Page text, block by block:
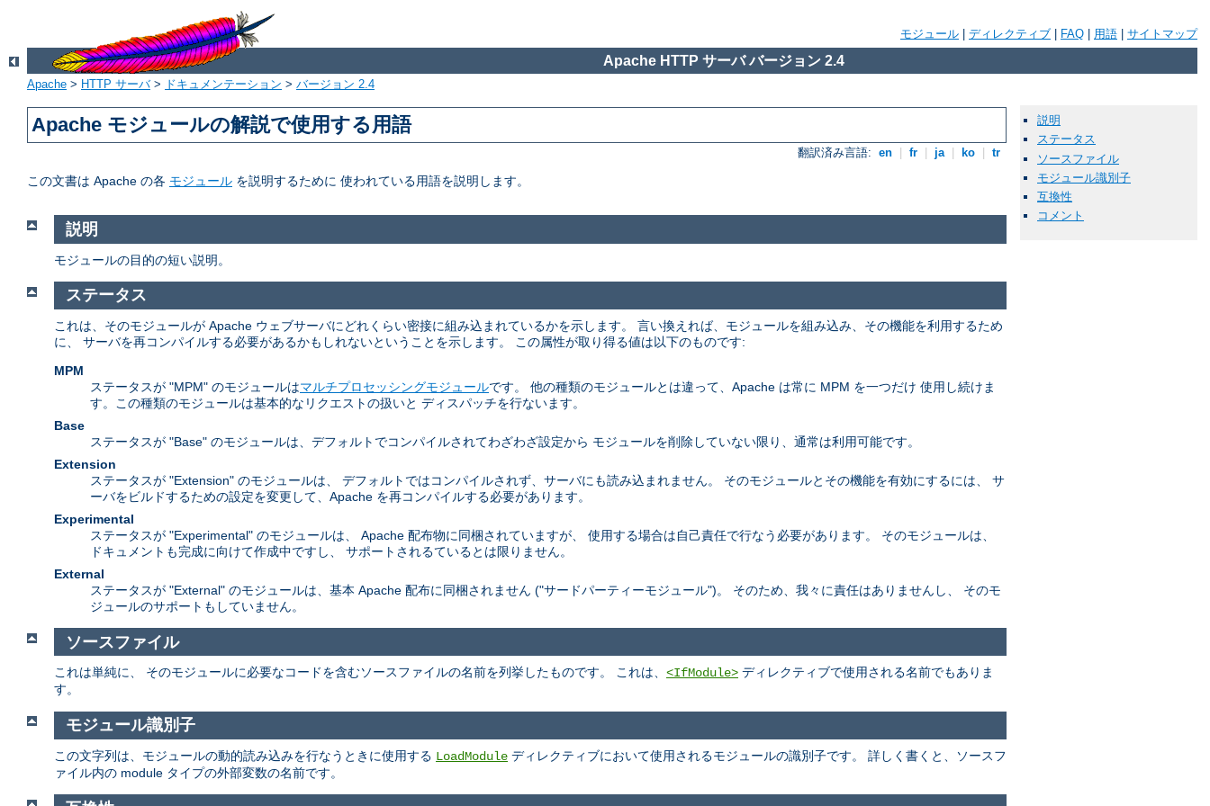
モジュール ディレクティブ FAQ 用語 サイトマップ
Apache HTTP サーバ バージョン 2.4
Apache > HTTP サーバ> ドキュメンテーション > バージョン 2.4
Apache モジュールの解説で使用する用語
翻訳済み言語: en fr ja ko tr
この文書は Apache の各 モジュール を説明するために 使われている用語を説明します。
説明
ステータス
ソースファイル
モジュール識別子
互換性
コメント
説明
モジュールの目的の短い説明。
ステータス
これは、そのモジュールが Apache ウェブサーバにどれくらい密接に組み込まれているかを示します。 言い換えれば、モジュールを組み込み、その機能を利用するため
に、 サーバを再コンパイルする必要があるかもしれないということを示します。 この属性が取り得る値は以下のものです:
MPM
ステータスが "MPM" のモジュールはマルチプロセッシングモジュールです。 他の種類のモジュールとは違って、Apache は常に MPM を一つだけ 使用し続けま
す。この種類のモジュールは基本的なリクエストの扱いと ディスパッチを行ないます。
Base
ステータスが "Base" のモジュールは、デフォルトでコンパイルされてわざわざ設定から モジュールを削除していない限り、通常は利用可能です。
Extension
ステータスが "Extension" のモジュールは、 デフォルトではコンパイルされず、サーバにも読み込まれません。 そのモジュールとその機能を有効にするには、 サ
ーバをビルドするための設定を変更して、Apache を再コンパイルする必要があります。
Experimental
ステータスが "Experimental" のモジュールは、 Apache 配布物に同梱されていますが、 使用する場合は自己責任で行なう必要があります。 そのモジュールは、
ドキュメントも完成に向けて作成中ですし、 サポートされるているとは限りません。
External
ステータスが "External" のモジュールは、基本 Apache 配布に同梱されません ("サードパーティーモジュール")。 そのため、我々に責任はありませんし、 そのモ
ジュールのサポートもしていません。
ソースファイル
これは単純に、 そのモジュールに必要なコードを含むソースファイルの名前を列挙したものです。 これは、 <IfModule> ディレクティブで使用される名前でもありま
す。
モジュール識別子
この文字列は、モジュールの動的読み込みを行なうときに使用する LoadModule ディレクティブにおいて使用されるモジュールの識別子です。 詳しく書くと、ソースフ
ァイル内の module タイプの外部変数の名前です。